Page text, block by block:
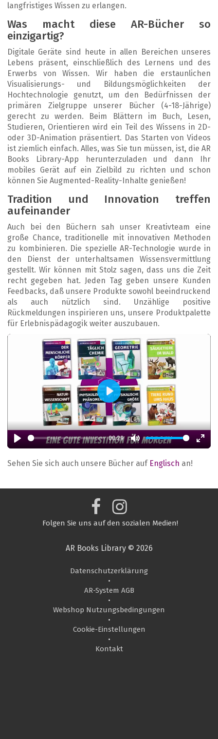
langfristiges Wissen zu erlangen.
Was macht diese AR-Bücher so
einzigartig?
Digitale Geräte sind heute in allen Bereichen unseres
Lebens präsent, einschließlich des Lernens und des
Erwerbs von Wissen. Wir haben die erstaunlichen
Visualisierungs- und Bildungsmöglichkeiten der
Hochtechnologie genutzt, um den Bedürfnissen der
primären Zielgruppe unserer Bücher (4-18-Jährige)
gerecht zu werden. Beim Blättern im Buch, Lesen,
Studieren, Orientieren wird ein Teil des Wissens in 2D-
oder 3D-Animation präsentiert. Das Starten von Videos
ist ziemlich einfach. Alles, was Sie tun müssen, ist, die AR
Books Library-App herunterzuladen und dann Ihr
mobiles Gerät auf ein Zielbild zu richten und schon
können Sie Augmented-Reality-Inhalte genießen!
Tradition und Innovation treffen
aufeinander
Auch bei den Büchern sah unser Kreativteam eine
große Chance, traditionelle mit innovativen Methoden
zu kombinieren. Die spezielle AR-Technologie wurde in
den Dienst der unterhaltsamen Wissensvermittlung
gestellt. Wir können mit Stolz sagen, dass uns die Zeit
recht gegeben hat. Jeden Tag geben unsere Kunden
Feedbacks, daß unsere Produkte sowohl beeindruckend
als auch nützlich sind. Unzählige positive
Rückmeldungen inspirieren uns, unsere Produktpalette
für Erlebnispädagogik weiter auszubauen.
Play
00:29
Mute
Enter
Play
Sehen Sie sich auch unsere Bücher auf Englisch an!
Folgen Sie uns auf den sozialen Medien!
AR Books Library © 2026
Datenschutzerklärung
•
AR-System AGB
•
Webshop Nutzungsbedingungen
•
Cookie-Einstellungen
•
Kontakt